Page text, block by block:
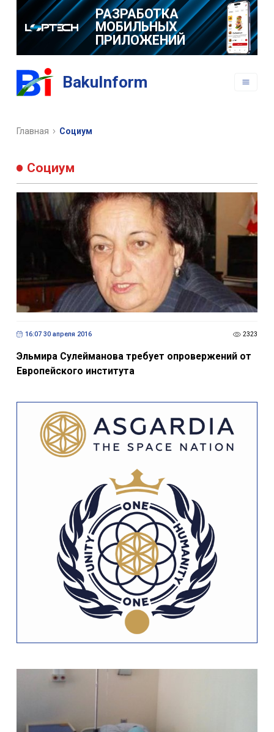
РАЗРАБОТКА
МОБИЛЬНЫХ
ПРИЛОЖЕНИЙ
BakuInform
Главная Социум
Социум
16:07 30 апреля 2016 2323
Эльмира Сулейманова требует опровержений от
Европейского института